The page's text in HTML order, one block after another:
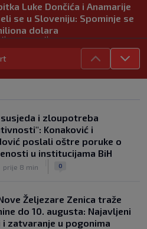
Luke Dončića i Anamarije
se u Sloveniju: Spominje se
dolara
| |
nova sezona šampionata
u jeku brojnih kritika, dobio
jednog nogometnog
i jednu kritiku
|
prije 4 h
| 0
i zloupotreba
Konaković i
poslali oštre poruke o
u institucijama BiH
prije 8 min 0
Željezare Zenica traže
do 10. augusta: Najavljeni
zatvaranje u pogonima